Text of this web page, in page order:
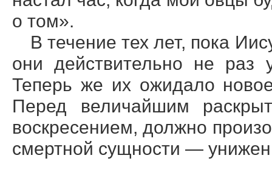
о том».
В течение тех лет, пока
они действительно не раз
Теперь же их ожидало
Перед величайшим
воскресением, должно
смертной сущности —